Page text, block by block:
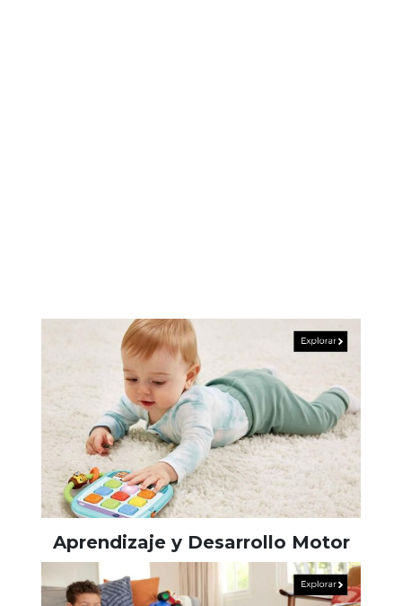
Aprendizaje y Desarrollo Motor